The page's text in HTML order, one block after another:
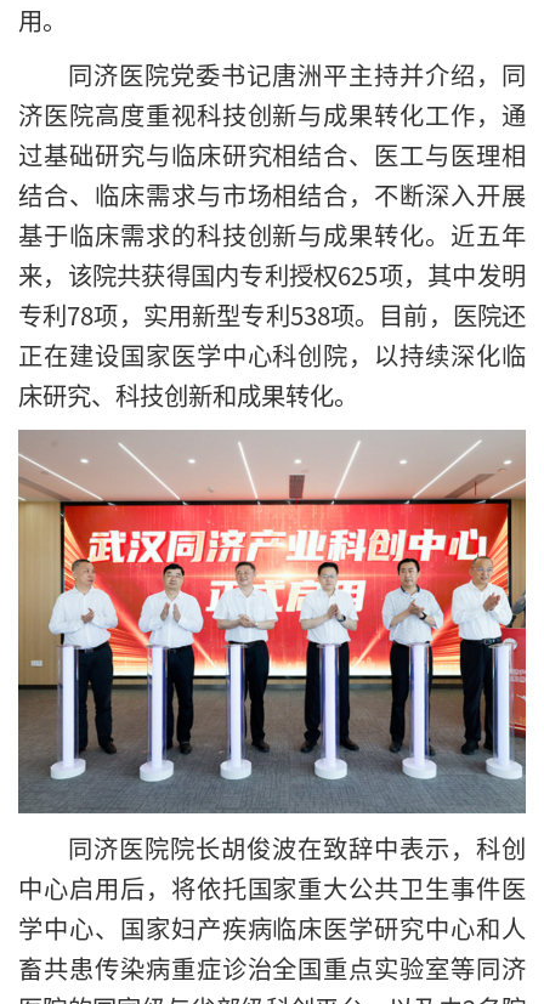
用。
同济医院党委书记唐洲平主持并介绍，同
济医院高度重视科技创新与成果转化工作，通
过基础研究与临床研究相结合、医工与医理相
结合、临床需求与市场相结合，不断深入开展
基于临床需求的科技创新与成果转化。近五年
来，该院共获得国内专利授权625项，其中发明
专利78项，实用新型专利538项。目前，医院还
正在建设国家医学中心科创院，以持续深化临
床研究、科技创新和成果转化。
同济医院院长胡俊波在致辞中表示，科创
中心启用后，将依托国家重大公共卫生事件医
学中心、国家妇产疾病临床医学研究中心和人
畜共患传染病重症诊治全国重点实验室等同济